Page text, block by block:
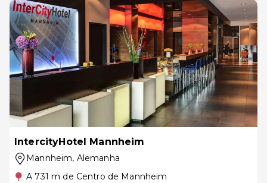
IntercityHotel Mannheim
Mannheim, Alemanha
A 731 m de Centro de Mannheim